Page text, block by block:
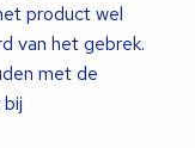
product wel
van het gebrek.
met de